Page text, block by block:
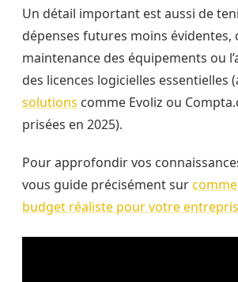
Un détail important est aussi de
dépenses futures moins évidentes,
maintenance des équipements ou
des licences logicielles essentielles
solutions comme Evoliz ou
prisées en 2025).
Pour approfondir vos
vous guide précisément sur
budget réaliste pour votre